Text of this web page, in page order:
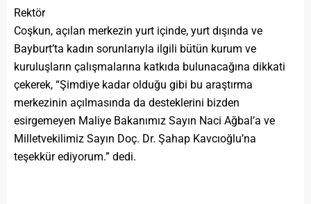
Rektör
Coşkun, açılan merkezin yurt içinde, yurt dışında ve
Bayburt’ta kadın sorunlarıyla ilgili bütün kurum ve
kuruluşların çalışmalarına katkıda bulunacağına dikkati
çekerek, “Şimdiye kadar olduğu gibi bu araştırma
merkezinin açılmasında da desteklerini bizden
esirgemeyen Maliye Bakanımız Sayın Naci Ağbal’a ve
Milletvekilimiz Sayın Doç. Dr. Şahap Kavcıoğlu’na
teşekkür ediyorum.” dedi.